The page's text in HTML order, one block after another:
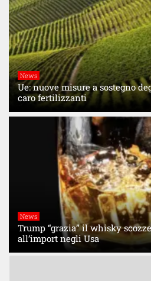
News
Ue: nuove misure a sostegno
caro fertilizzanti
News
Trump “grazia” il whisky
all’import negli Usa